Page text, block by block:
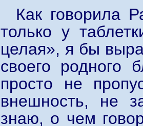
Как говорила
только у
целая», я бы
своего родного
просто не
внешность, не
знаю, о чем